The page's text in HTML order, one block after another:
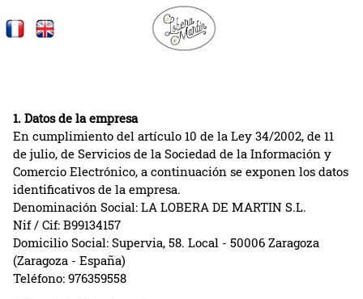
1. Datos de la empresa
En cumplimiento del artículo 10 de la Ley 34/2002, de 11
de julio, de Servicios de la Sociedad de la Información y
Comercio Electrónico, a continuación se exponen los datos
identificativos de la empresa.
Denominación Social: LA LOBERA DE MARTIN S.L.
Nif / Cif: B99134157
Domicilio Social: Supervia, 58. Local - 50006 Zaragoza
(Zaragoza - España)
Teléfono: 976359558